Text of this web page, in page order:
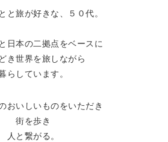
と旅が好きな、５０代。
日本の二拠点をベースに
き世界を旅しながら
らしています。
おいしいものをいただき
街を歩き
人と繋がる。